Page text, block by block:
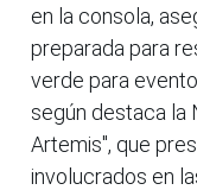
en la consola,
preparada para
verde para
según destaca la
Artemis", que
involucrados en